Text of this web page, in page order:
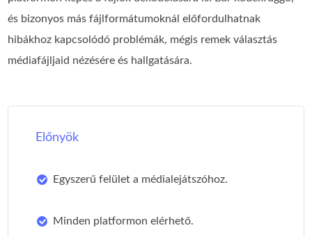
és bizonyos más fájlformátumoknál előfordulhatnak
hibákhoz kapcsolódó problémák, mégis remek választás
médiafájljaid nézésére és hallgatására.
Előnyök
Egyszerű felület a médialejátszóhoz.
Minden platformon elérhető.